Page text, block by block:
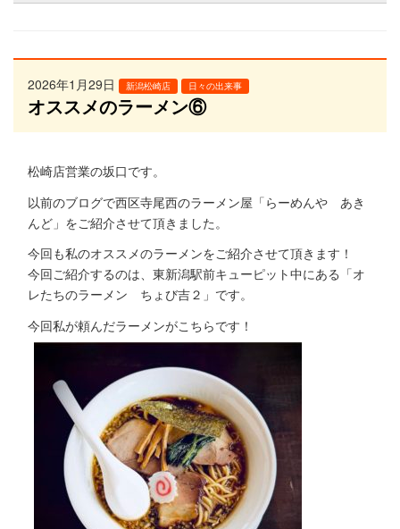
2026年1月29日 新潟松崎店 日々の出来事
オススメのラーメン⑥
松崎店営業の坂口です。
以前のブログで西区寺尾西のラーメン屋「らーめんや あき
んど」をご紹介させて頂きました。
今回も私のオススメのラーメンをご紹介させて頂きます！
今回ご紹介するのは、東新潟駅前キューピット中にある「オ
レたちのラーメン ちょび吉２」です。
今回私が頼んだラーメンがこちらです！